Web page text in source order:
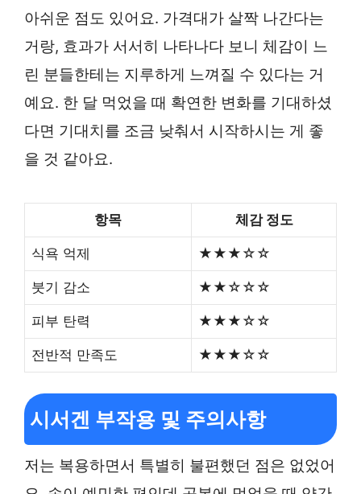
아쉬운 점도 있어요. 가격대가 살짝 나간다는
거랑, 효과가 서서히 나타나다 보니 체감이 느
린 분들한테는 지루하게 느껴질 수 있다는 거
예요. 한 달 먹었을 때 확연한 변화를 기대하셨
다면 기대치를 조금 낮춰서 시작하시는 게 좋
을 것 같아요.
항목 체감 정도
식욕 억제 ★★★☆☆
붓기 감소 ★★☆☆☆
피부 탄력 ★★★☆☆
전반적 만족도 ★★★☆☆
시서겐 부작용 및 주의사항
저는 복용하면서 특별히 불편했던 점은 없었어